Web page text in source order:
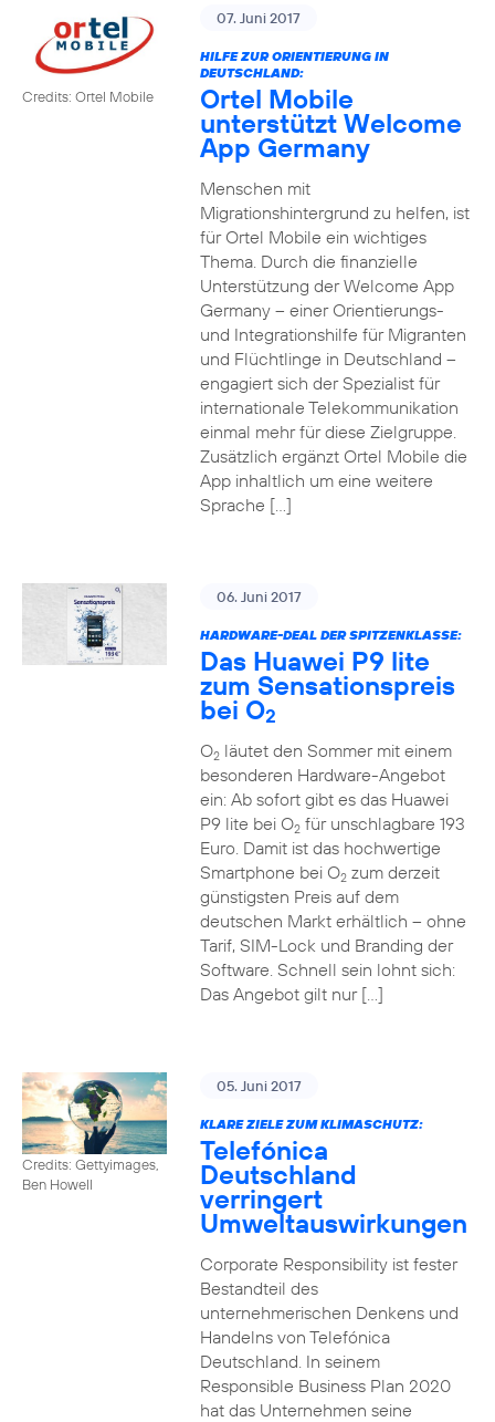
Credits: Ortel Mobile
07. Juni 2017
HILFE ZUR ORIENTIERUNG IN
DEUTSCHLAND:
Ortel Mobile
unterstützt Welcome
App Germany
Menschen mit
Migrationshintergrund zu helfen, ist
für Ortel Mobile ein wichtiges
Thema. Durch die finanzielle
Unterstützung der Welcome App
Germany – einer Orientierungs-
und Integrationshilfe für Migranten
und Flüchtlinge in Deutschland –
engagiert sich der Spezialist für
internationale Telekommunikation
einmal mehr für diese Zielgruppe.
Zusätzlich ergänzt Ortel Mobile die
App inhaltlich um eine weitere
Sprache […]
06. Juni 2017
HARDWARE-DEAL DER SPITZENKLASSE:
Das Huawei P9 lite
zum Sensationspreis
bei O2
O2läutet den Sommer mit einem
besonderen Hardware-Angebot
ein: Ab sofort gibt es das Huawei
P9 lite bei O2für unschlagbare 193
Euro. Damit ist das hochwertige
Smartphone bei O2zum derzeit
günstigsten Preis auf dem
deutschen Markt erhältlich – ohne
Tarif, SIM-Lock und Branding der
Software. Schnell sein lohnt sich:
Das Angebot gilt nur […]
Credits: Gettyimages,
Ben Howell
05. Juni 2017
KLARE ZIELE ZUM KLIMASCHUTZ:
Telefónica
Deutschland
verringert
Umweltauswirkungen
Corporate Responsibility ist fester
Bestandteil des
unternehmerischen Denkens und
Handelns von Telefónica
Deutschland. In seinem
Responsible Business Plan 2020
hat das Unternehmen seine